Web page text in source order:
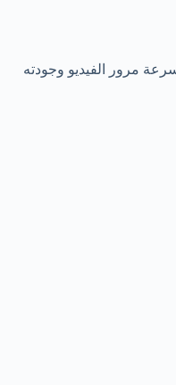
مرور الفيديو وجودته